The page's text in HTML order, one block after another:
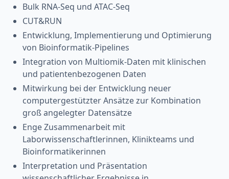
Bulk RNA-Seq und ATAC-Seq
CUT&RUN
Entwicklung, Implementierung und Optimierung
von Bioinformatik-Pipelines
Integration von Multiomik-Daten mit klinischen
und patientenbezogenen Daten
Mitwirkung bei der Entwicklung neuer
computergestützter Ansätze zur Kombination
groß angelegter Datensätze
Enge Zusammenarbeit mit
Laborwissenschaftlerinnen, Klinikteams und
Bioinformatikerinnen
Interpretation und Präsentation